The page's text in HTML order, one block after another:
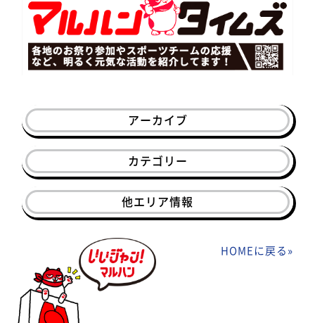
アーカイブ
カテゴリー
他エリア情報
HOMEに戻る»